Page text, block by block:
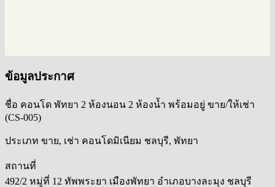
ข้อมูลประกาศ
ชื่อ คอนโด พัทยา 2 ห้องนอน 2 ห้องน้ำ พร้อมอยู่ ขาย/ให้เช่า
(CS-005)
ประเภท ขาย, เช่า คอนโดมิเนียม ชลบุรี, พัทยา
สถานที่
492/2 หมู่ที่ 12 ทัพพระยา เมืองพัทยา อำเภอบางละมุง ชลบุรี